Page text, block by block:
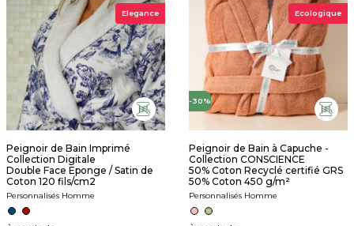
Elegance
Peignoir de Bain Imprimé
Collection Digitale
Double Face Eponge / Satin de
Coton 120 fils/cm2
Personnalisés Homme
-30%
Ecologique
Peignoir de Bain à Capuche -
Collection CONSCIENCE
50% Coton Recyclé certifié GRS
50% Coton 450 g/m²
Personnalisés Homme